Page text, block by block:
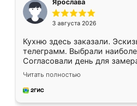
Ярослава
3 августа 2026
Кухню здесь заказали.
телеграмм. Выбрали
Согласовали день для
недели кухня была уже
довольны работой. Спасибо
мебель за качественную
Читать полностью